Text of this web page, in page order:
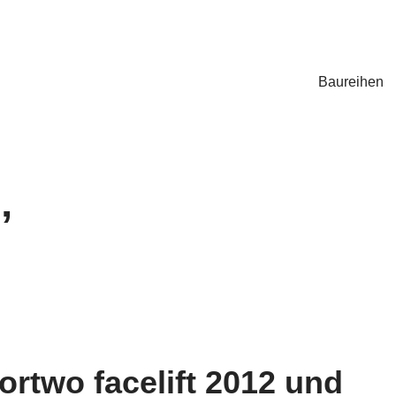
Baureihen
facelift 2012 und